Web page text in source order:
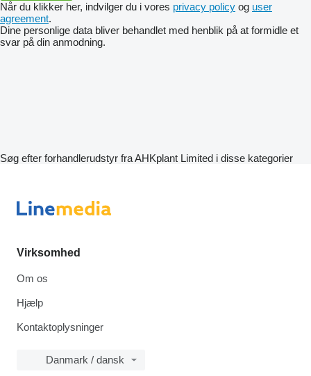
Når du klikker her, indvilger du i vores privacy policy og user
agreement.
Dine personlige data bliver behandlet med henblik på at formidle et
svar på din anmodning.
Søg efter forhandlerudstyr fra AHKplant Limited i disse kategorier
Virksomhed
Om os
Hjælp
Kontaktoplysninger
Danmark / dansk